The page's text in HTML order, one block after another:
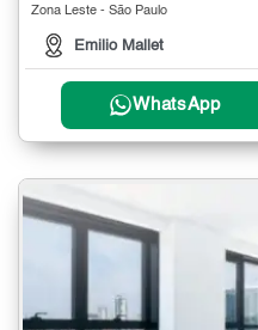
Zona Leste - São Paulo
Emilio Mallet
WhatsApp